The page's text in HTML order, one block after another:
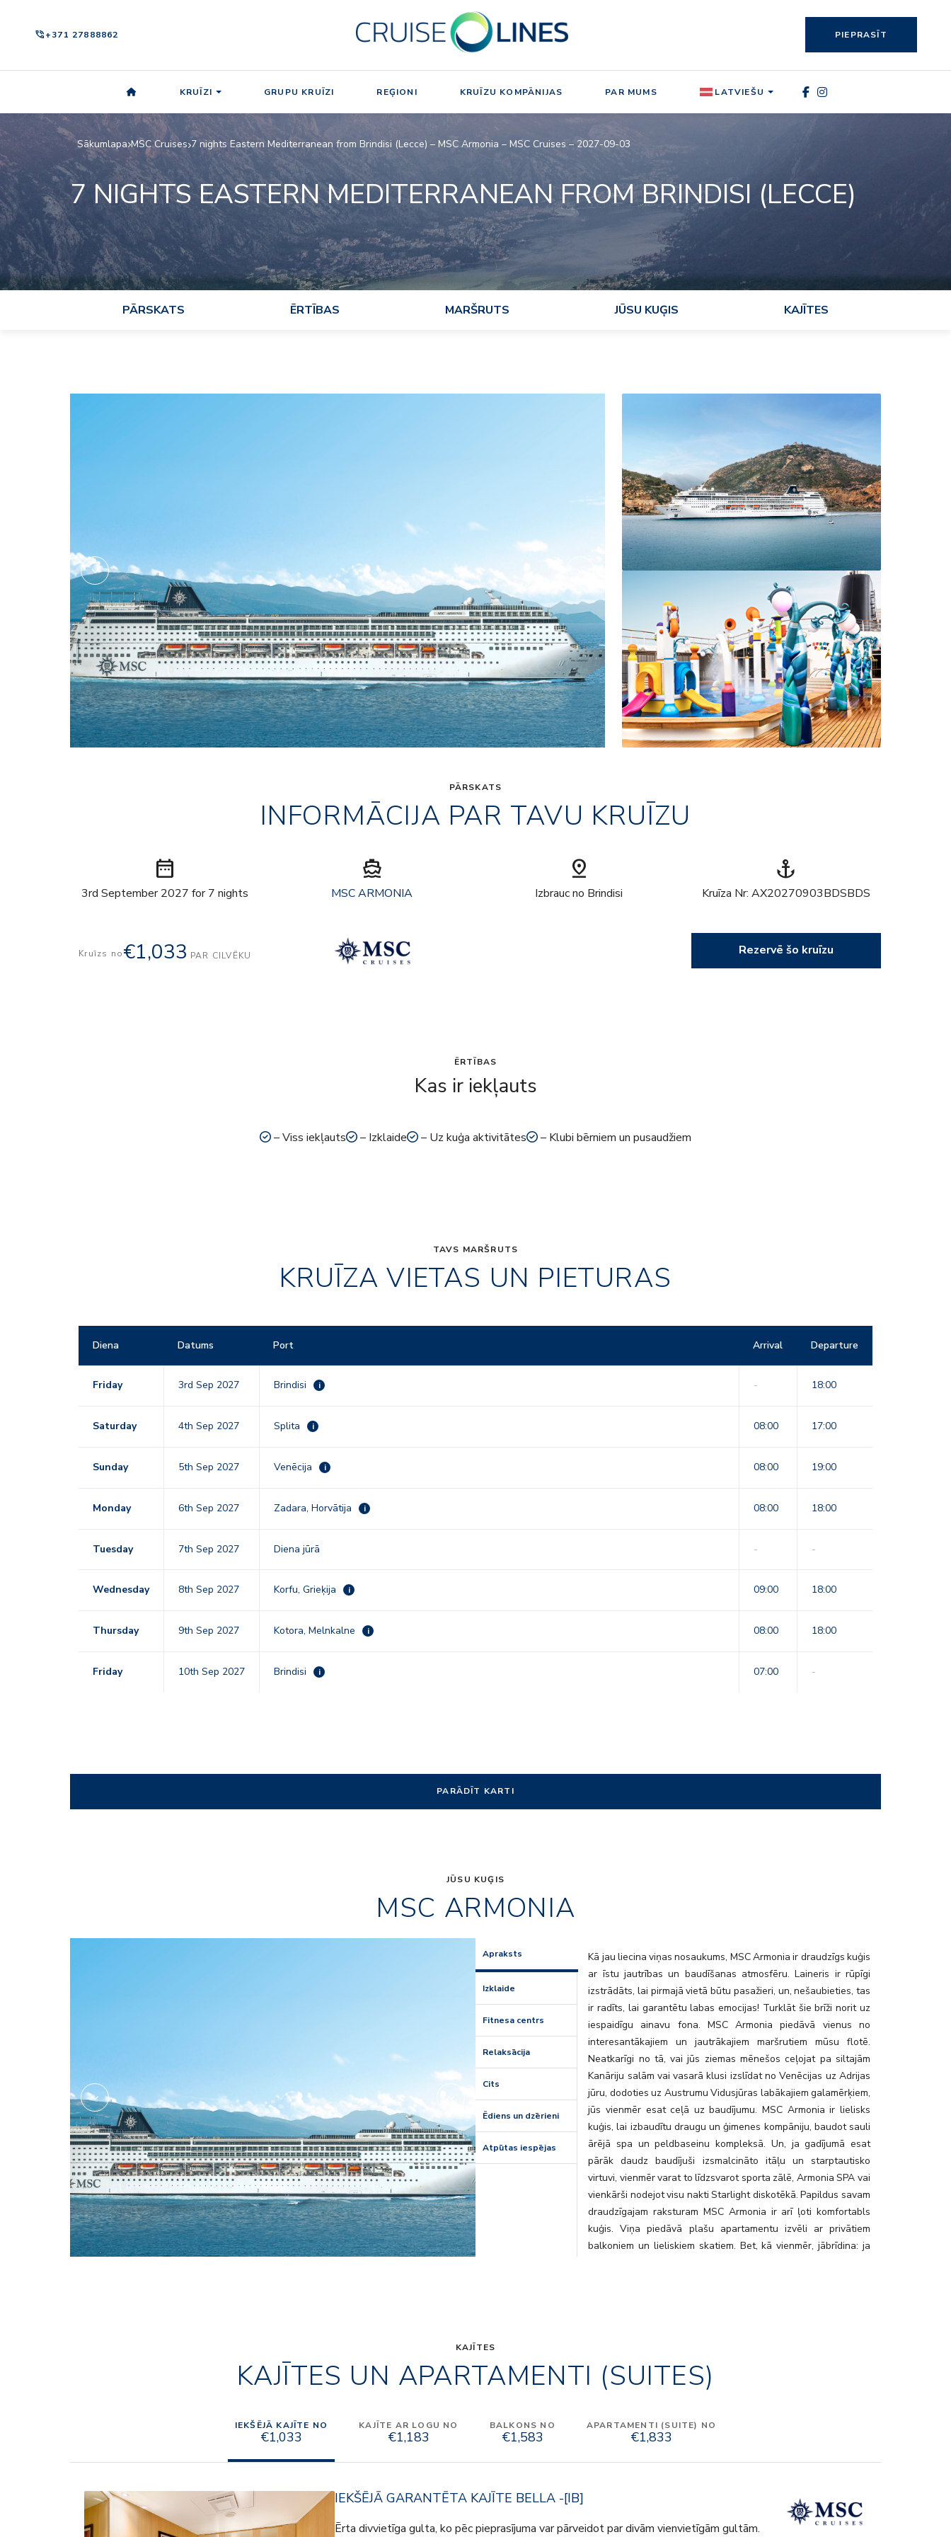
phone_in_talk+371 27888862 PIEPRASĪT
KRUĪZI GRUPU KRUĪZI REĢIONI KRUĪZU KOMPĀNIJAS PAR MUMS LATVIEŠU
Sākumlapa MSC Cruises 7 nights Eastern Mediterranean from Brindisi (Lecce) – MSC Armonia – MSC Cruises – 2027-09-03
7 NIGHTS EASTERN MEDITERRANEAN FROM BRINDISI (LECCE)
PĀRSKATS ĒRTĪBAS MARŠRUTS JŪSU KUĢIS KAJĪTES
PĀRSKATS
INFORMĀCIJA PAR TAVU KRUĪZU
date_range
3rd September 2027 for 7 nights
directions_boat
MSC ARMONIA
pin_drop
Izbrauc no Brindisi
anchor
Kruīza Nr: AX20270903BDSBDS
Kruīzs no€1,033 PAR CILVĒKU Rezervē šo kruīzu
ĒRTĪBAS
Kas ir iekļauts
– Viss iekļauts – Izklaide – Uz kuģa aktivitātes – Klubi bērniem un pusaudžiem
TAVS MARŠRUTS
KRUĪZA VIETAS UN PIETURAS
Diena Datums Port Arrival Departure
Friday 3rd Sep 2027 Brindisi i - 18:00
Saturday 4th Sep 2027 Splita i 08:00 17:00
Sunday 5th Sep 2027 Venēcija i 08:00 19:00
Monday 6th Sep 2027 Zadara, Horvātija i 08:00 18:00
Tuesday 7th Sep 2027 Diena jūrā - -
Wednesday 8th Sep 2027 Korfu, Grieķija i 09:00 18:00
Thursday 9th Sep 2027 Kotora, Melnkalne i 08:00 18:00
Friday 10th Sep 2027 Brindisi i 07:00 -
PARĀDĪT KARTI
JŪSU KUĢIS
MSC ARMONIA
Apraksts
Izklaide
Fitnesa centrs
Relaksācija
Cits
Ēdiens un dzērieni
Atpūtas iespējas
Kā jau liecina viņas nosaukums, MSC Armonia ir draudzīgs kuģis
ar īstu jautrības un baudīšanas atmosfēru. Laineris ir rūpīgi
izstrādāts, lai pirmajā vietā būtu pasažieri, un, nešaubieties, tas
ir radīts, lai garantētu labas emocijas! Turklāt šie brīži norit uz
iespaidīgu ainavu fona. MSC Armonia piedāvā vienus no
interesantākajiem un jautrākajiem maršrutiem mūsu flotē.
Neatkarīgi no tā, vai jūs ziemas mēnešos ceļojat pa siltajām
Kanāriju salām vai vasarā klusi izslīdat no Venēcijas uz Adrijas
jūru, dodoties uz Austrumu Vidusjūras labākajiem galamērķiem,
jūs vienmēr esat ceļā uz baudījumu. MSC Armonia ir lielisks
kuģis, lai izbaudītu draugu un ģimenes kompāniju, baudot sauli
ārējā spa un peldbaseinu kompleksā. Un, ja gadījumā esat
pārāk daudz baudījuši izsmalcināto itāļu un starptautisko
virtuvi, vienmēr varat to līdzsvarot sporta zālē, Armonia SPA vai
vienkārši nodejot visu nakti Starlight diskotēkā. Papildus savam
draudzīgajam raksturam MSC Armonia ir arī ļoti komfortabls
kuģis. Viņa piedāvā plašu apartamentu izvēli ar privātiem
balkoniem un lieliskiem skatiem. Bet, kā vienmēr, jābrīdina: ja
vakaru Teatro La Fenice? Lai ko jūs darītu un kurp dotos uz
MSC Armonia, priecīgs un harmonisks kruīzs ir garantēts!
KAJĪTES
KAJĪTES UN APARTAMENTI (SUITES)
IEKŠĒJĀ KAJĪTE NO
€1,033
KAJĪTE AR LOGU NO
€1,183
BALKONS NO
€1,583
APARTAMENTI (SUITE) NO
€1,833
IEKŠĒJĀ GARANTĒTA KAJĪTE BELLA -[IB]
Ērta divvietīga gulta, ko pēc pieprasījuma var pārveidot par divām vienvietīgām gultām.